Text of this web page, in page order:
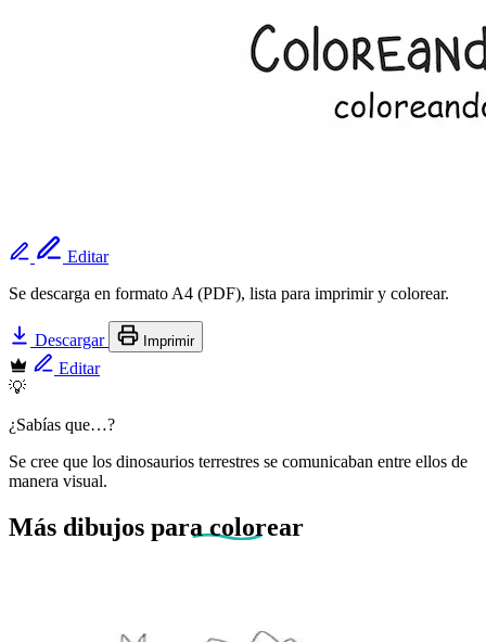
Editar
Se descarga en formato A4 (PDF), lista para imprimir y colorear.
Descargar Imprimir
Editar
💡
¿Sabías que…?
Se cree que los dinosaurios terrestres se comunicaban entre ellos de
manera visual.
Más dibujos para colorear